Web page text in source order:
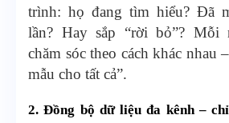
trình: họ đang tìm hiểu? Đã
lần? Hay sắp “rời bỏ”? Mỗi
chăm sóc theo cách khác nhau
mẫu cho tất cả”.
2. Đồng bộ dữ liệu đa kênh –